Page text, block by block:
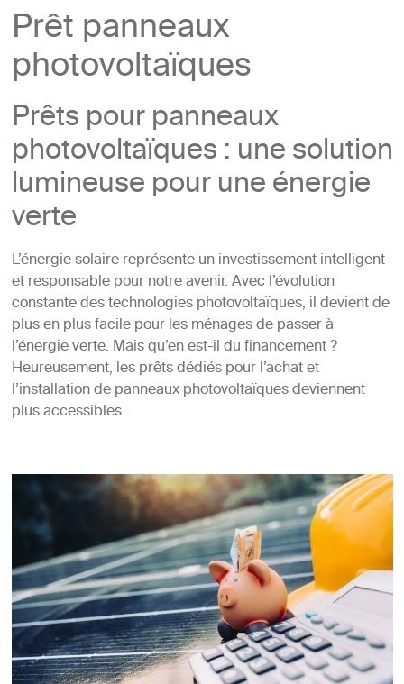
Prêt panneaux
photovoltaïques
Prêts pour panneaux
photovoltaïques : une solution
lumineuse pour une énergie
verte
L’énergie solaire représente un investissement intelligent
et responsable pour notre avenir. Avec l’évolution
constante des technologies photovoltaïques, il devient de
plus en plus facile pour les ménages de passer à
l’énergie verte. Mais qu’en est-il du financement ?
Heureusement, les prêts dédiés pour l’achat et
l’installation de panneaux photovoltaïques deviennent
plus accessibles.